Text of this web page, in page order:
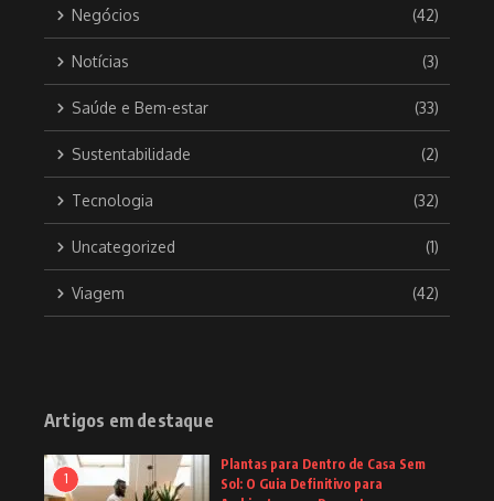
Negócios (42)
Notícias (3)
Saúde e Bem-estar (33)
Sustentabilidade (2)
Tecnologia (32)
Uncategorized (1)
Viagem (42)
Artigos em destaque
1
Plantas para Dentro de Casa Sem
Sol: O Guia Definitivo para